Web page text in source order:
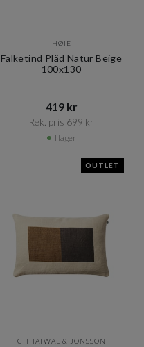
HØIE
Falketind Pläd Natur Beige
100x130
419 kr​​
Rek. pris 699 kr​​
I lager
OUTLET
CHHATWAL & JONSSON